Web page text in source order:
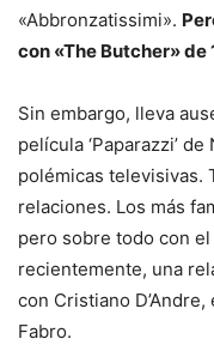
«Abbronzatissimi».
con «The Butcher» de
Sin embargo, lleva
película ‘Paparazzi’
polémicas televisivas.
relaciones. Los más
pero sobre todo con
recientemente, una
con Cristiano
Fabro.